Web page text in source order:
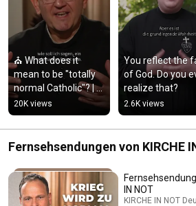
⛪ What does it
mean to be "totally
normal Catholic"? |
Father Karl Wallner
20K views
You reflect the
of God. Do you
realize that?
2.6K views
Fernsehsendungen von KIRCHE
IN NOT
KIRCHE IN NOT